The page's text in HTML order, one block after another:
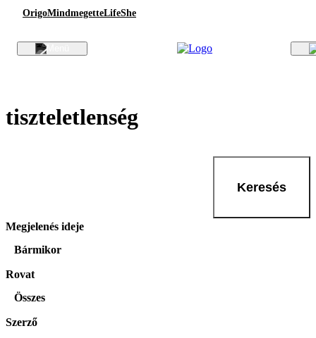
OrigoMindmegetteLifeShe
tiszteletlenség
Keresés
Megjelenés ideje
Bármikor
Rovat
Összes
Szerző